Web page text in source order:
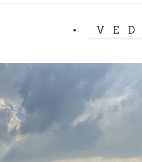
BAR IL PONTE
Piazza Dante, 12 – Casteggio
PANETTERIA VAI
Piazza Cavour, 7 – Casteggio
al sabato 6.30-13:00, 16:30-19:30.
lunedì e domenica.
LE TORTE DI NATALI - Cake Design |